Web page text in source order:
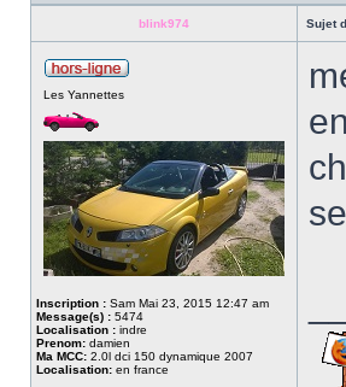
blink974 Sujet
Les Yannettes
Inscription : Sam Mai 23, 2015 12:47 am
Message(s) : 5474
Localisation : indre
Prenom: damien
Ma MCC: 2.0l dci 150 dynamique 2007
Localisation: en france